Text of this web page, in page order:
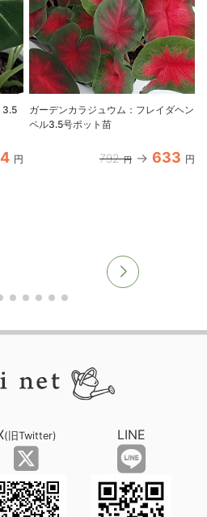
3.5
円
ガーデンカラジュウム：フレイダヘン
ペル3.5号ポット苗
792 円 633 円
(旧Twitter) LINE